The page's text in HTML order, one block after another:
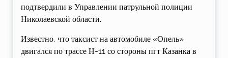
подтвердили в Управлении патрульной полиции
Николаевской области.
Известно, что таксист на автомобиле «Опель»
двигался по трассе Н-11 со стороны пгт Казанка в